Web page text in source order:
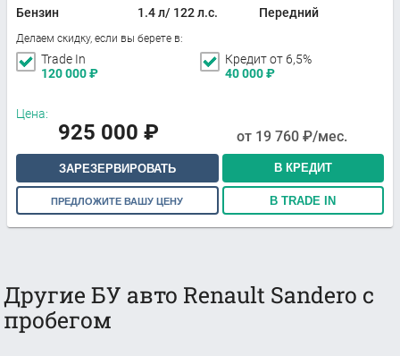
Бензин
1.4 л/ 122 л.с.
Передний
Делаем скидку, если вы берете в:
Trade In
120 000₽
Кредит от 6,5%
40 000₽
Цена:
925 000 ₽ от 19 760 ₽/мес.
ЗАРЕЗЕРВИРОВАТЬ В КРЕДИТ
ПРЕДЛОЖИТЕ ВАШУ ЦЕНУ В TRADE IN
Другие БУ авто Renault Sandero с
пробегом